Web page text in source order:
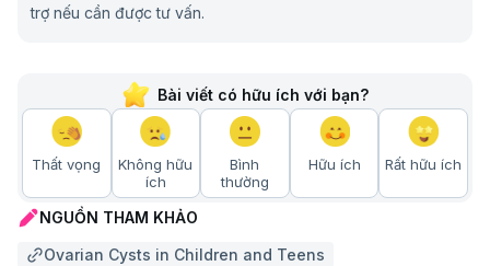
trợ nếu cần được tư vấn.
Bài viết có hữu ích với bạn?
Thất vọng
Không hữu
ích
Bình
thường
Hữu ích Rất hữu ích
NGUỒN THAM KHẢO
Ovarian Cysts in Children and Teens